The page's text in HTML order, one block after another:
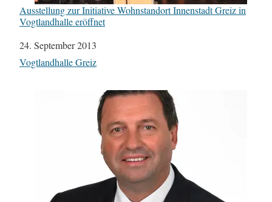
Ausstellung zur Initiative Wohnstandort Innenstadt Greiz in
Vogtlandhalle eröffnet
Datum
24. September 2013
In Bezug auf
Vogtlandhalle Greiz